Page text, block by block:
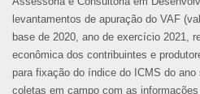
levantamentos de apuração do VAF
base de 2020, ano de exercício 2021,
econômica dos contribuintes e
para fixação do índice do ICMS do
coletas em campo com as